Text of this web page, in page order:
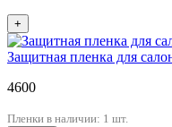
+
Защитная пленка для
4600
Пленки в наличии: 1 шт.